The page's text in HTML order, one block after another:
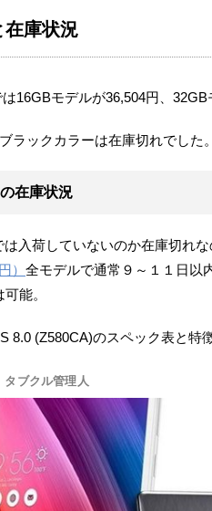
在庫状況
16GBモデルが36,504円、32GB
ラックカラーは在庫切れでした。
在庫状況
入荷していないのか在庫切れな
） 全モデルで通常９～１１日以
能。
8.0 (Z580CA)のスペック表と特